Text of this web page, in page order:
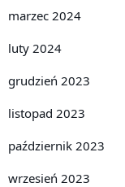
marzec 2024
luty 2024
grudzień 2023
listopad 2023
październik 2023
wrzesień 2023